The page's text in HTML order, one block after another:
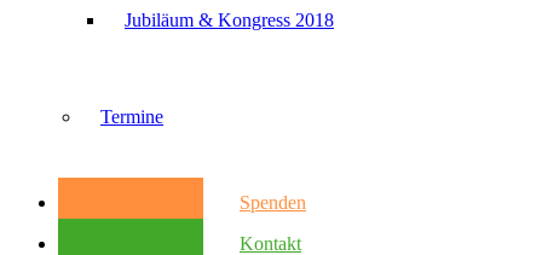
Jubiläum & Kongress 2018
Termine
Spenden
Kontakt